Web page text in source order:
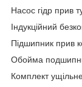
Насос гідр прив
Індукційний
Підшипник прив
Обойма
Комплект